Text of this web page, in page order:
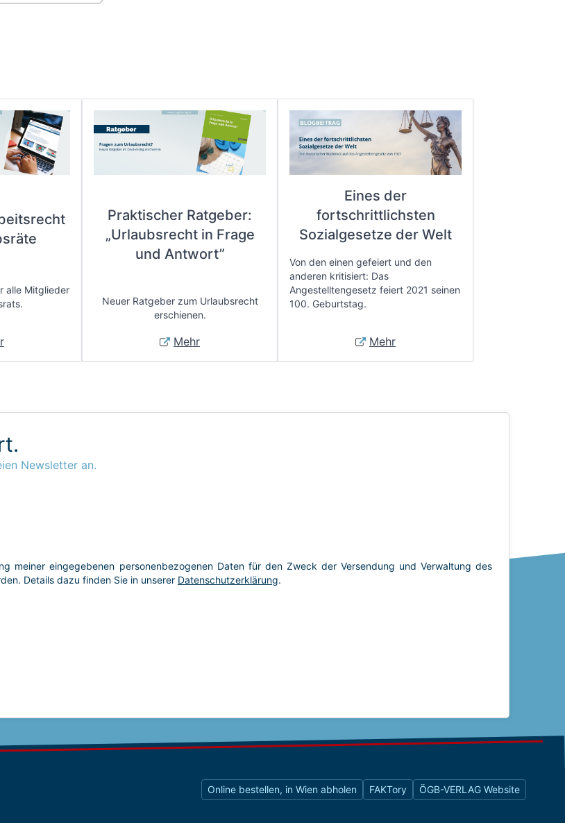
alle Mitglieder
Praktischer Ratgeber:
„Urlaubsrecht in Frage
und Antwort”
Neuer Ratgeber zum Urlaubsrecht
erschienen.
Mehr
Eines der
fortschrittlichsten
Sozialgesetze der Welt
Von den einen gefeiert und den
anderen kritisiert: Das
Angestelltengesetz feiert 2021 seinen
100. Geburtstag.
Mehr
Newsletter an.
Online bestellen, in Wien abholen FAKTory ÖGB-VERLAG Website